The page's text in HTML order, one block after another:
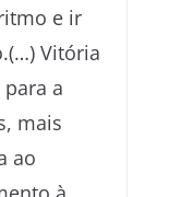
e ir
Vitória
a
mais
ao